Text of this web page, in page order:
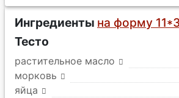
Ингредиенты на форму
Тесто
растительное масло
морковь
яйца